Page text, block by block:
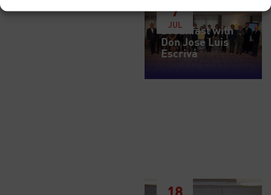
7
JUL
Breakfast with
Don José Luis
Escrivá